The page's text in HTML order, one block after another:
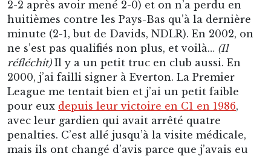
2-2 après avoir mené 2-0) et on n’a perdu en
huitièmes contre les Pays-Bas qu’à la dernière
minute (2-1, but de Davids, NDLR). En 2002, on
ne s’est pas qualifiés non plus, et voilà… (Il
réfléchit)Il y a un petit truc en club aussi. En
2000, j’ai failli signer à Everton. La Premier
League me tentait bien et j’ai un petit faible
pour eux depuis leur victoire en C1 en 1986,
avec leur gardien qui avait arrêté quatre
penalties. C’est allé jusqu’à la visite médicale,
mais ils ont changé d’avis parce que j’avais eu